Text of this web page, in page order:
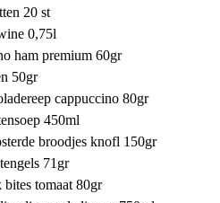
20 st
0,75l
ham premium 60gr
50gr
cappuccino 80gr
450ml
broodjes knofl 150gr
71gr
bites tomaat 80gr